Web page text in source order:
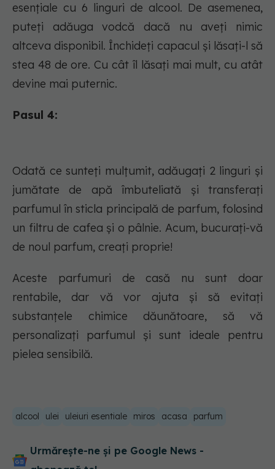
esențiale cu 6 linguri de alcool. De asemenea,
puteți adăuga vodcă dacă nu aveți nimic
altceva disponibil. Închideți capacul și lăsați-l să
stea 48 de ore. Cu cât îl lăsați mai mult, cu atât
devine mai puternic.
Pasul 4:
Odată ce sunteți mulțumit, adăugați 2 linguri și
jumătate de apă îmbuteliată și transferați
parfumul în sticla principală de parfum, folosind
un filtru de cafea și o pâlnie. Acum, bucurați-vă
de noul parfum, creați proprie!
Aceste parfumuri de casă nu sunt doar
rentabile, dar vă vor ajuta și să evitați
substanțele chimice dăunătoare, să vă
personalizați parfumul și sunt ideale pentru
pielea sensibilă.
alcool ulei uleiuri esentiale miros acasa parfum
Urmărește-ne și pe Google News -